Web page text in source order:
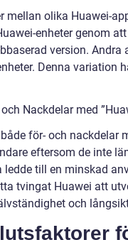
mellan olika Huawei-
enheter genom
version.
Denna variation
Nackdelar med
för- och nackdelar
eftersom de inte
ledde till en minskad
tvingat Huawei att
och